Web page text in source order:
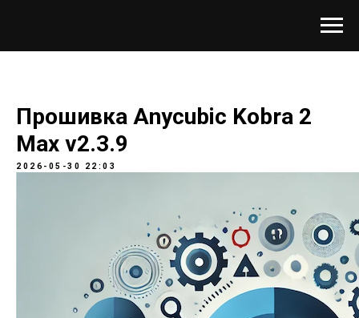
Прошивка Anycubic Kobra 2
Max v2.3.9
2026-05-30 22:03